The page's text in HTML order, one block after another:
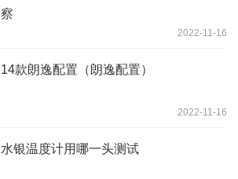
察
2022-11-16
14款朗逸配置（朗逸配置）
2022-11-16
水银温度计用哪一头测试